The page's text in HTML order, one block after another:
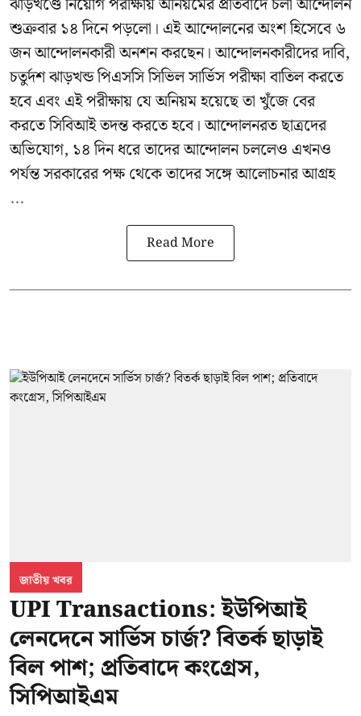
শুক্রবার ১৪ দিনে পড়লো। এই আন্দোলনের অংশ হিসেবে ৬
জন আন্দোলনকারী অনশন করছেন। আন্দোলনকারীদের দাবি,
চতুর্দশ ঝাড়খন্ড পিএসসি সিভিল সার্ভিস পরীক্ষা বাতিল করতে
হবে এবং এই পরীক্ষায় যে অনিয়ম হয়েছে তা খুঁজে বের
করতে সিবিআই তদন্ত করতে হবে। আন্দোলনরত ছাত্রদের
অভিযোগ, ১৪ দিন ধরে তাদের আন্দোলন চললেও এখনও
পর্যন্ত সরকারের পক্ষ থেকে তাদের সঙ্গে আলোচনার আগ্রহ
...
Read More
জাতীয় খবর
UPI Transactions: ইউপিআই
লেনদেনে সার্ভিস চার্জ? বিতর্ক ছাড়াই
বিল পাশ; প্রতিবাদে কংগ্রেস,
সিপিআইএম